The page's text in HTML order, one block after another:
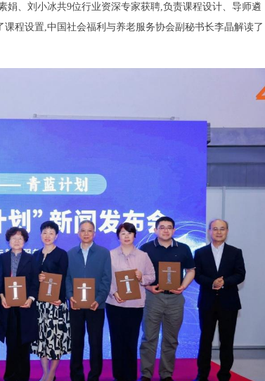
、刘小冰共9位行业资深专家获聘,负责课程设计、导师遴
程设置,中国社会福利与养老服务协会副秘书长李晶解读了